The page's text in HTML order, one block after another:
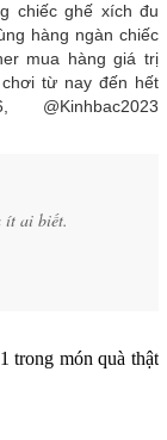
chiếc ghế xích đu
hàng ngàn chiếc
mua hàng giá trị
từ nay đến hết
ít ai biết.
trong món quà thật